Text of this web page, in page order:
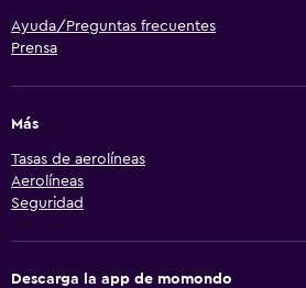
Ayuda/Preguntas frecuentes
Prensa
Más
Tasas de aerolíneas
Aerolíneas
Seguridad
Descarga la app de momondo